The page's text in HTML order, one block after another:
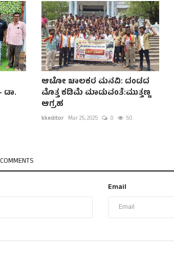
ಡಾ.
ಆಟೋ ಚಾಲಕರ ಮನವಿ: ದಂಡದ
ಮೊತ್ತ ಕಡಿಮೆ ಮಾಡುವಂತೆ:ಮುತ್ತಣ್ಣ
ಆಗ್ರಹ
kkeditor Mar 25, 2025 0 50
Email